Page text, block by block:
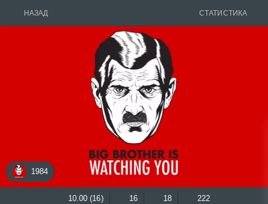
НАЗАД СТАТИСТИКА
1984
10.00 (16) 16 18 222